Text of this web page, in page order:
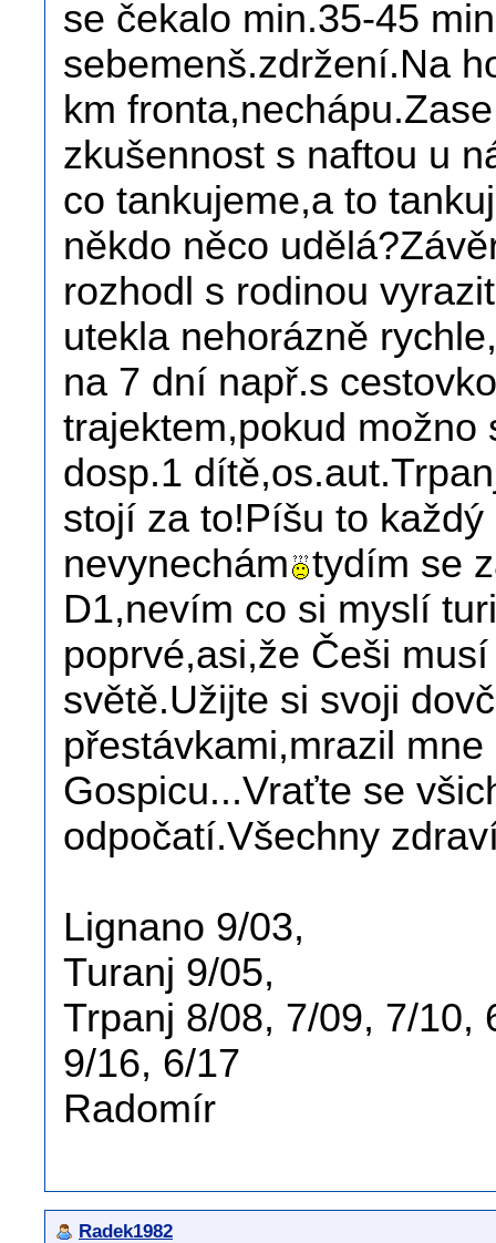
se čekalo min.35-45
sebemenš.zdržení.Na
km
zkušennost s naftou u
co tankujeme,a to
někdo něco
rozhodl s rodinou
utekla nehorázně
na 7 dní např.s
trajektem,pokud možno
dosp.1
stojí za to!Píšu to
nevynechám tydím se
D1,nevím co si myslí
poprvé,asi,že Češi
světě.Užijte si svoji
přestávkami,mrazil
Gospicu...Vraťte se
odpočatí.Všechny
Lignano 9/03,
Turanj 9/05,
Trpanj 8/08, 7/09, 7/10,
9/16, 6/17
Radomír
Radek1982